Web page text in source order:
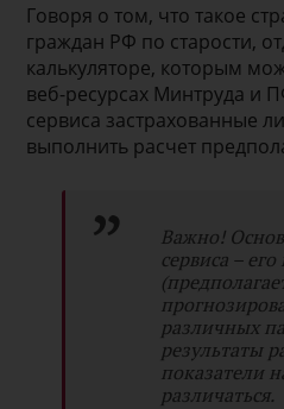
Говоря о том, что такое
граждан РФ по старости,
калькуляторе, которым
веб-ресурсах Минтруда и
сервиса застрахованные
выполнить расчет
Важно!
сервиса –
различных
результаты
показатели
различаться.